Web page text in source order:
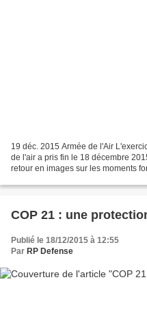
19 déc. 2015 Armée de l'Air
de l'air a pris fin le 18 décembre
retour en images sur les moments
COP 21 : une
Publié le 18/12/2015 à 12:55
Par RP Defense